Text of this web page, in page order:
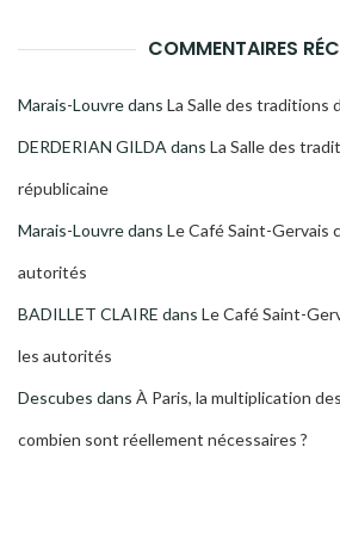
COMMENTAIRES
Marais-Louvredans La Salle des traditions
DERDERIAN GILDA dans La Salle des
républicaine
Marais-Louvredans Le Café Saint-Gervais
autorités
BADILLET CLAIRE dans Le Café Saint-
les autorités
Descubes dans À Paris, la multiplication
combien sont réellement nécessaires ?